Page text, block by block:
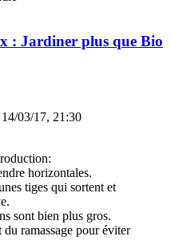
: Jardiner plus que Bio
14/03/17, 21:30
horizontales.
tiges qui sortent et
sont bien plus gros.
ramassage pour éviter